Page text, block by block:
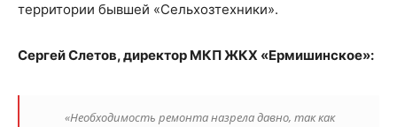
территории бывшей «Сельхозтехники».
Сергей Слетов, директор МКП ЖКХ «Ермишинское»:
«Необходимость ремонта назрела давно, так как